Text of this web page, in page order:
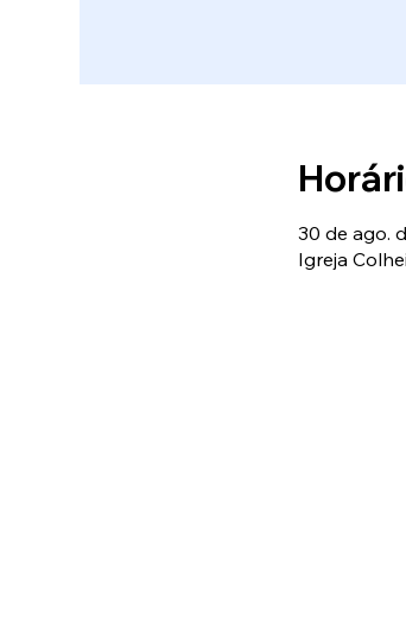
30 de ago.
Igreja